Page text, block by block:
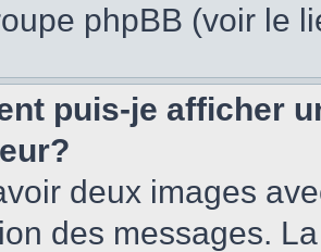
phpBB (voir le
puis-je afficher
deux images
des messages.